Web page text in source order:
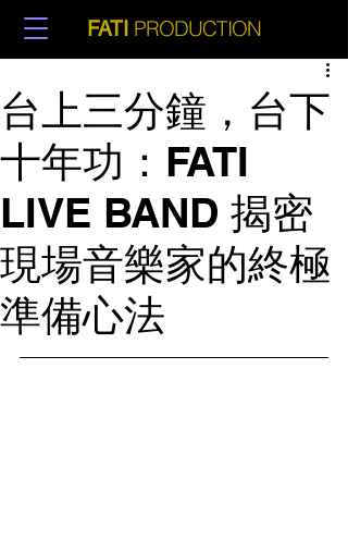
FATI PRODUCTION
台上三分鐘，台下
十年功：FATI
LIVE BAND 揭密
現場音樂家的終極
準備心法